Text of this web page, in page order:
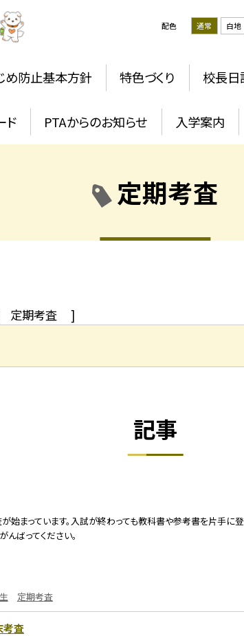
配色 通常 白地
め防止基本方針 特色づくり 校長日
ド PTAからのお知らせ 入学案内
定期考査
定期考査 ]
記事
始まっています。入試が終わっても教科書や参考書を片手
ばってください。
定期考査
考査